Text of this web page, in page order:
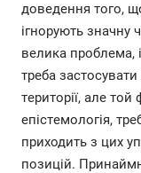
доведення того,
ігнорують значну
велика проблема,
треба застосувати
території, але
епістемологія,
приходить з цих
позицій.